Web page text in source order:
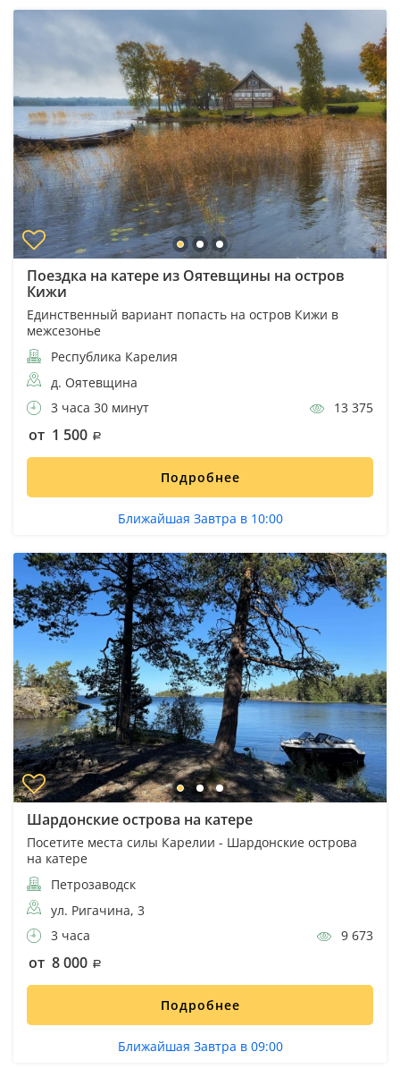
Поездка на катере из Оятевщины на остров
Кижи
Единственный вариант попасть на остров Кижи в
межсезонье
Республика Карелия
д. Оятевщина
3 часа 30 минут
13 375
от 1 500
Подробнее
Ближайшая Завтра в 10:00
Шардонские острова на катере
Посетите места силы Карелии - Шардонские острова
на катере
Петрозаводск
ул. Ригачина, 3
3 часа
9 673
от 8 000
Подробнее
Ближайшая Завтра в 09:00